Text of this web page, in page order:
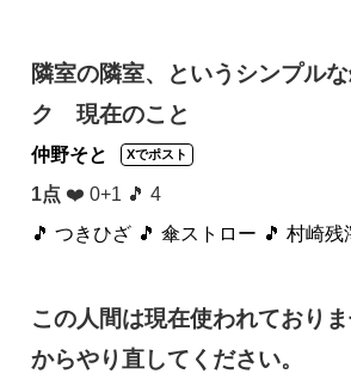
隣室の隣室、というシンプル
ク 現在のこと
仲野そと Xでポスト
1点 ❤️ 0+1 🎵 4
🎵 つきひざ 🎵 傘ストロー 🎵 村崎残
この人間は現在使われており
からやり直してください。